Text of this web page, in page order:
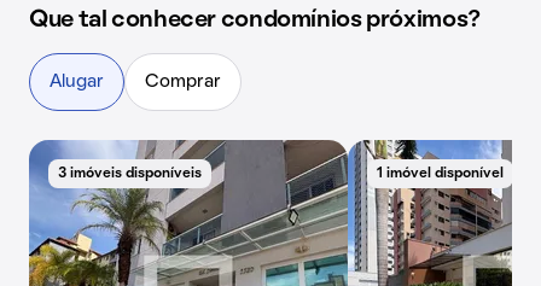
Que tal conhecer condomínios próximos?
Alugar Comprar
3 imóveis disponíveis 1 imóvel disponível